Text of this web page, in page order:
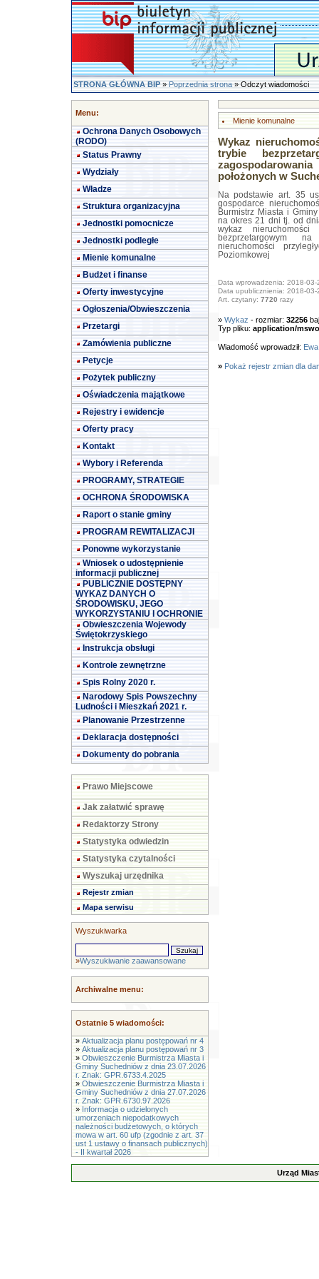
STRONA GŁÓWNA BIP»Poprzednia strona» Odczyt wiadomości
Menu:
Ochrona Danych Osobowych
(RODO)
Status Prawny
Wydziały
Władze
Struktura organizacyjna
Jednostki pomocnicze
Jednostki podległe
Mienie komunalne
Budżet i finanse
Oferty inwestycyjne
Ogłoszenia/Obwieszczenia
Przetargi
Zamówienia publiczne
Petycje
Pożytek publiczny
Oświadczenia majątkowe
Rejestry i ewidencje
Oferty pracy
Kontakt
Wybory i Referenda
PROGRAMY, STRATEGIE
OCHRONA ŚRODOWISKA
Raport o stanie gminy
PROGRAM REWITALIZACJI
Ponowne wykorzystanie
Wniosek o udostępnienie
informacji publicznej
PUBLICZNIE DOSTĘPNY
WYKAZ DANYCH O
ŚRODOWISKU, JEGO
WYKORZYSTANIU I OCHRONIE
Obwieszczenia Wojewody
Świętokrzyskiego
Instrukcja obsługi
Kontrole zewnętrzne
Spis Rolny 2020 r.
Narodowy Spis Powszechny
Ludności i Mieszkań 2021 r.
Planowanie Przestrzenne
Deklaracja dostępności
Dokumenty do pobrania
Prawo Miejscowe
Jak załatwić sprawę
Redaktorzy Strony
Statystyka odwiedzin
Statystyka czytalności
Wyszukaj urzędnika
Rejestr zmian
Mapa serwisu
Wyszukiwarka
»Wyszukiwanie zaawansowane
Archiwalne menu:
Ostatnie 5 wiadomości:
» Aktualizacja planu postępowań nr 4
» Aktualizacja planu postępowań nr 3
» Obwieszczenie Burmistrza Miasta i
Gminy Suchedniów z dnia 23.07.2026
r. Znak: GPR.6733.4.2025
» Obwieszczenie Burmistrza Miasta i
Gminy Suchedniów z dnia 27.07.2026
r. Znak: GPR.6730.97.2026
» Informacja o udzielonych
umorzeniach niepodatkowych
należności budżetowych, o których
mowa w art. 60 ufp (zgodnie z art. 37
ust 1 ustawy o finansach publicznych)
- II kwartał 2026
Mienie komunalne
Wykaz
trybie
położonych w
Na podstawie art. 35
gospodarce
Burmistrz Miasta i
na okres 21 dni tj. od
wykaz
bezprzetargowym
nieruchomości
Poziomkowej
Data wprowadzenia: 2018-03-
Data upublicznienia: 2018-03-
Art. czytany: 7720 razy
» Wykaz - rozmiar: 32256
Typ pliku: application/
Wiadomość wprowadził:
» Pokaż rejestr zmian dla
Urząd